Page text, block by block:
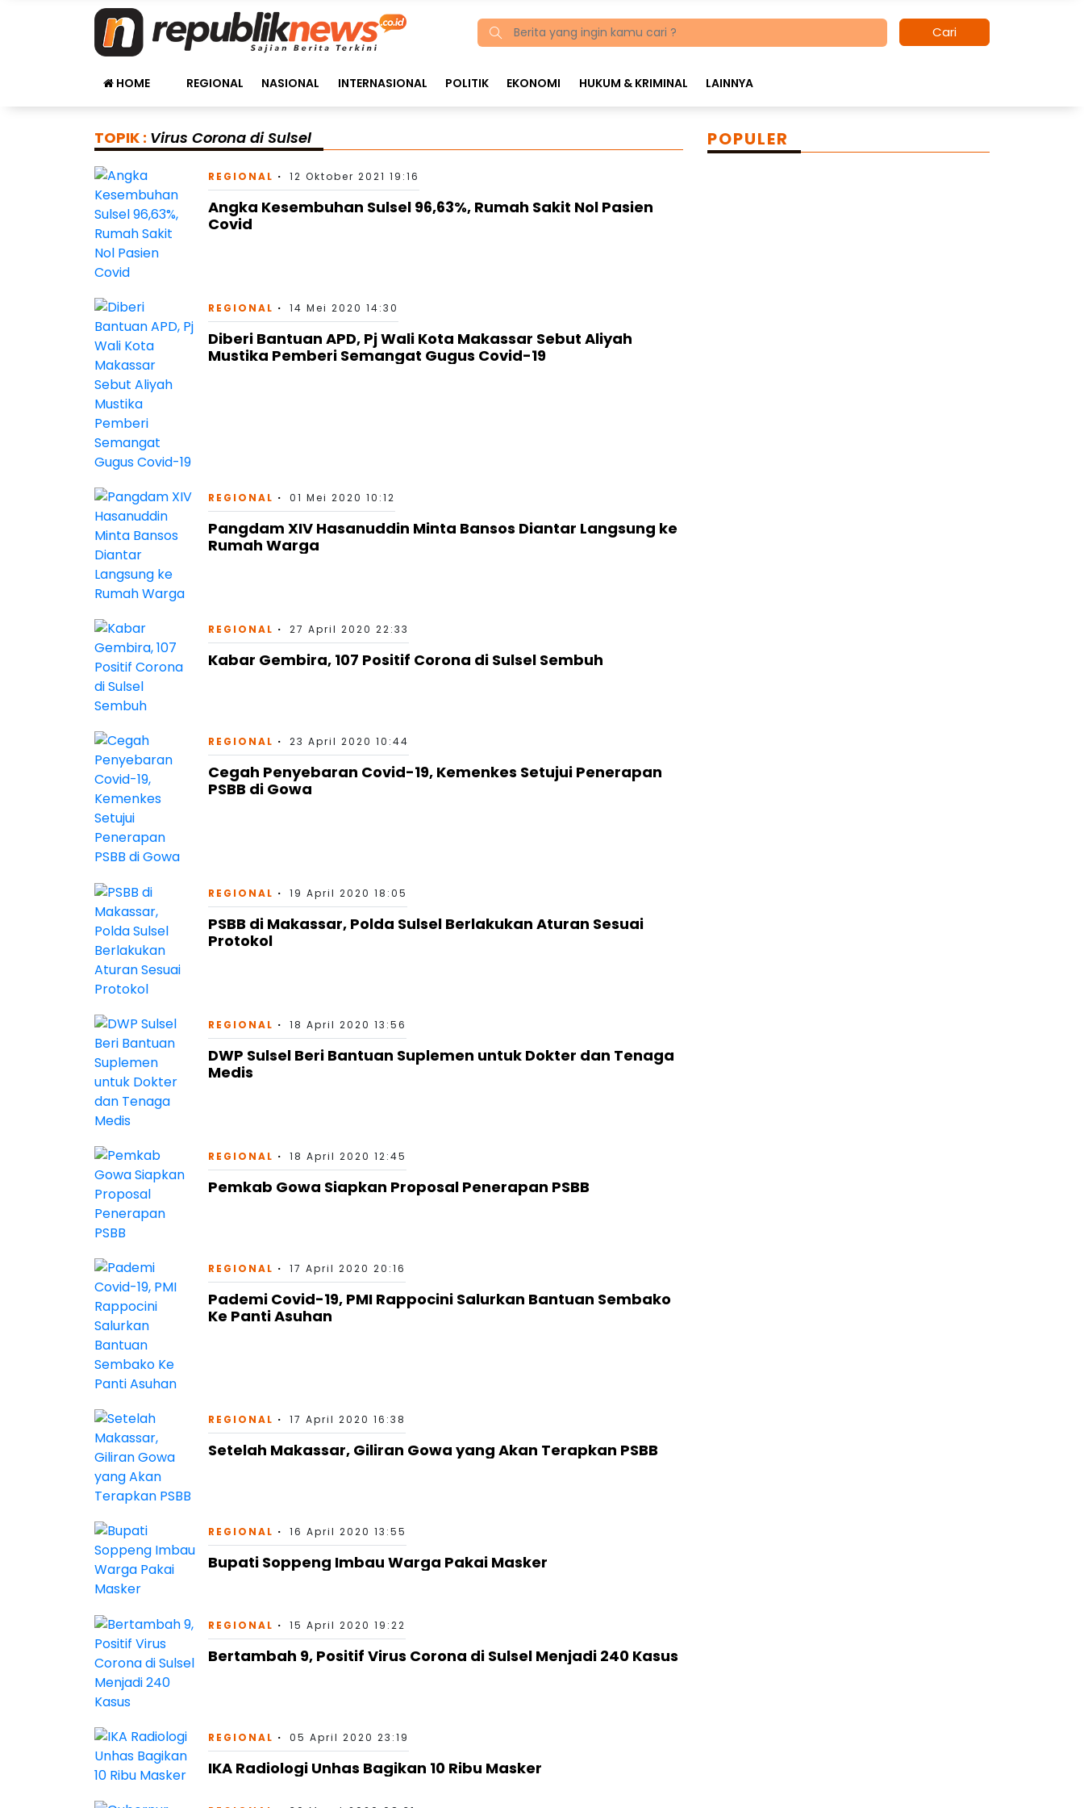
Cari
HOME REGIONAL NASIONAL INTERNASIONAL POLITIK EKONOMI HUKUM & KRIMINAL LAINNYA
TOPIK : Virus Corona di Sulsel
REGIONAL 12 Oktober 2021 19:16
Angka Kesembuhan Sulsel 96,63%, Rumah Sakit Nol Pasien
Covid
REGIONAL 14 Mei 2020 14:30
Diberi Bantuan APD, Pj Wali Kota Makassar Sebut Aliyah
Mustika Pemberi Semangat Gugus Covid-19
REGIONAL 01 Mei 2020 10:12
Pangdam XIV Hasanuddin Minta Bansos Diantar Langsung ke
Rumah Warga
REGIONAL 27 April 2020 22:33
Kabar Gembira, 107 Positif Corona di Sulsel Sembuh
REGIONAL 23 April 2020 10:44
Cegah Penyebaran Covid-19, Kemenkes Setujui Penerapan
PSBB di Gowa
REGIONAL 19 April 2020 18:05
PSBB di Makassar, Polda Sulsel Berlakukan Aturan Sesuai
Protokol
REGIONAL 18 April 2020 13:56
DWP Sulsel Beri Bantuan Suplemen untuk Dokter dan Tenaga
Medis
REGIONAL 18 April 2020 12:45
Pemkab Gowa Siapkan Proposal Penerapan PSBB
REGIONAL 17 April 2020 20:16
Pademi Covid-19, PMI Rappocini Salurkan Bantuan Sembako
Ke Panti Asuhan
REGIONAL 17 April 2020 16:38
Setelah Makassar, Giliran Gowa yang Akan Terapkan PSBB
REGIONAL 16 April 2020 13:55
Bupati Soppeng Imbau Warga Pakai Masker
REGIONAL 15 April 2020 19:22
Bertambah 9, Positif Virus Corona di Sulsel Menjadi 240 Kasus
REGIONAL 05 April 2020 23:19
IKA Radiologi Unhas Bagikan 10 Ribu Masker
POPULER